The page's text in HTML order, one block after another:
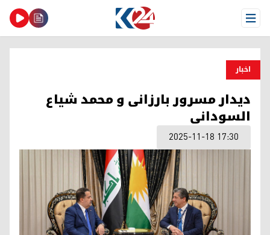
Open Menu
اخبار
دیدار مسرور بارزانی و محمد شیاع
السودانی
2025-11-18 17:30